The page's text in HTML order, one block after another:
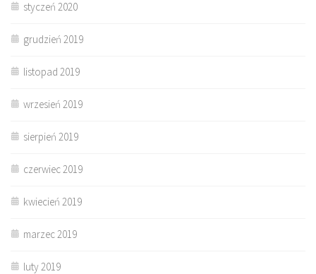
styczeń 2020
grudzień 2019
listopad 2019
wrzesień 2019
sierpień 2019
czerwiec 2019
kwiecień 2019
marzec 2019
luty 2019